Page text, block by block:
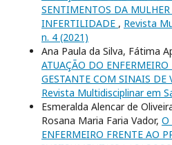
SENTIMENTOS DA
INFERTILIDADE , Revista
n. 4 (2021)
Ana Paula da Silva, Fátima
ATUAÇÃO DO
GESTANTE COM SINAIS
Revista Multidisciplinar em
Esmeralda Alencar de
Rosana Maria Faria Vador, O
ENFERMEIRO FRENTE AO